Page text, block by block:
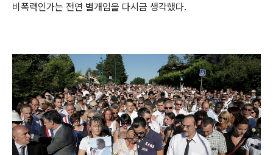
비폭력인가는 전연 별개임을 다시금 생각했다.